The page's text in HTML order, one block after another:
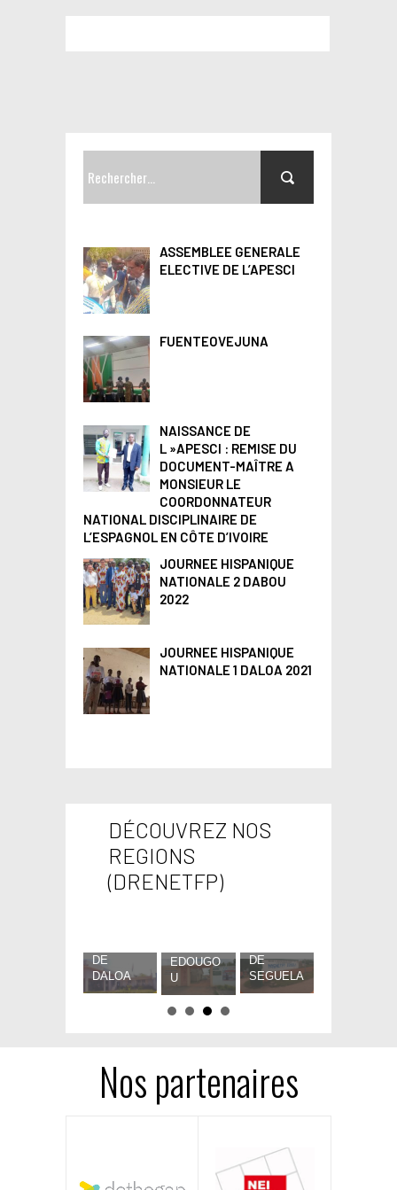
h
e
r
h
e
r
:
ASSEMBLEE GENERALE
ELECTIVE DE L’APESCI
FUENTEOVEJUNA
NAISSANCE DE
L »APESCI : REMISE DU
DOCUMENT-MAÎTRE A
MONSIEUR LE
COORDONNATEUR
NATIONAL DISCIPLINAIRE DE
L’ESPAGNOL EN CÔTE D’IVOIRE
JOURNEE HISPANIQUE
NATIONALE 2 DABOU
2022
JOURNEE HISPANIQUE
NATIONALE 1 DALOA 2021
DÉCOUVREZ NOS
REGIONS
(DRENETFP)
DE
DALOA
PRÉSENT
ATION DE
EDOUGO
U
DE
SEGUELA
Nos partenaires